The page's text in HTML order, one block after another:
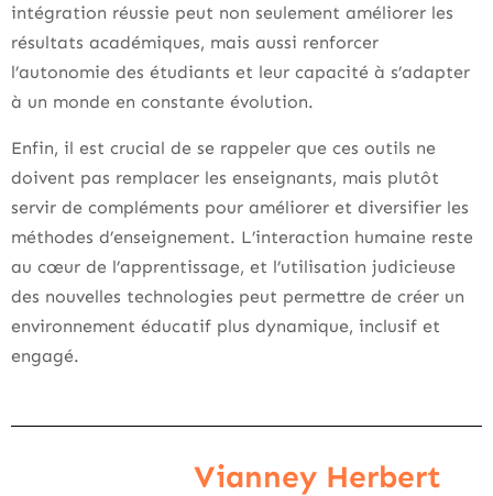
intégration réussie peut non seulement améliorer les
résultats académiques, mais aussi renforcer
l’autonomie des étudiants et leur capacité à s’adapter
à un monde en constante évolution.
Enfin, il est crucial de se rappeler que ces outils ne
doivent pas remplacer les enseignants, mais plutôt
servir de compléments pour améliorer et diversifier les
méthodes d’enseignement. L’interaction humaine reste
au cœur de l’apprentissage, et l’utilisation judicieuse
des nouvelles technologies peut permettre de créer un
environnement éducatif plus dynamique, inclusif et
engagé.
Vianney Herbert